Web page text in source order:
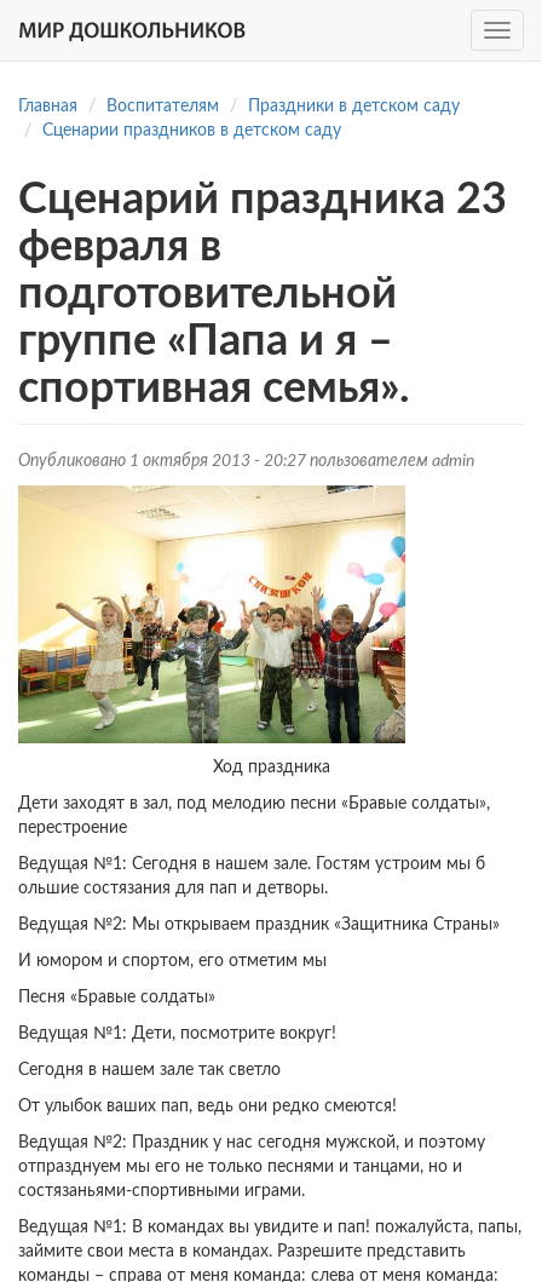
основному
Toggle
Главная Воспитателям
Праздники в детском саду
Сценарии праздников в детском саду
Сценарий праздника 23
февраля в
подготовительной
группе «Папа и я –
спортивная семья».
Опубликовано 1 октября 2013 - 20:27 пользователем admin
Ход праздника
Дети заходят в зал, под мелодию песни «Бравые солдаты»,
перестроение
Ведущая №1: Сегодня в нашем зале. Гостям устроим мы б
ольшие состязания для пап и детворы.
Ведущая №2: Мы открываем праздник «Защитника Страны»
И юмором и спортом, его отметим мы
Песня «Бравые солдаты»
Ведущая №1: Дети, посмотрите вокруг!
Сегодня в нашем зале так светло
От улыбок ваших пап, ведь они редко смеются!
Ведущая №2: Праздник у нас сегодня мужской, и поэтому
отпразднуем мы его не только песнями и танцами, но и
состязаньями-спортивными играми.
Ведущая №1: В командах вы увидите и пап! пожалуйста, папы,
займите свои места в командах. Разрешите представить
команды – справа от меня команда: слева от меня команда: